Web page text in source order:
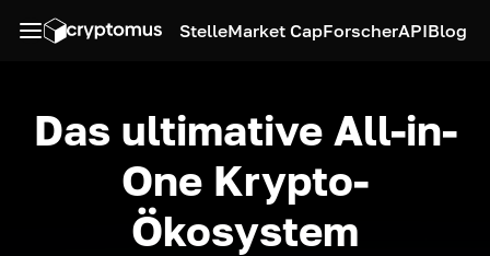
StelleMarket CapForscherAPIBlog
Das ultimative All-in-
One Krypto-
Ökosystem